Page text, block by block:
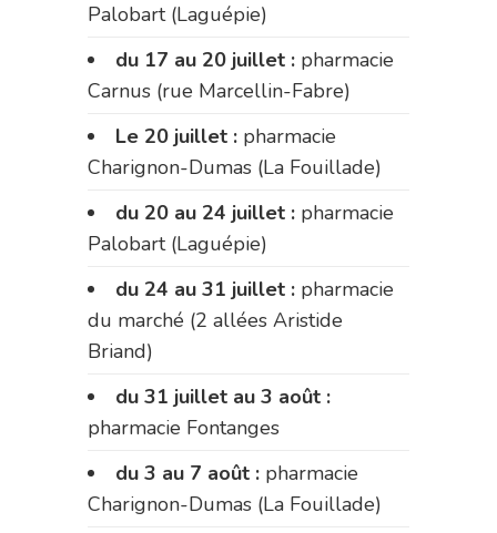
Palobart (Laguépie)
du 17 au 20 juillet : pharmacie
Carnus (rue Marcellin-Fabre)
Le 20 juillet : pharmacie
Charignon-Dumas (La Fouillade)
du 20 au 24 juillet : pharmacie
Palobart (Laguépie)
du 24 au 31 juillet : pharmacie
du marché (2 allées Aristide
Briand)
du 31 juillet au 3 août :
pharmacie Fontanges
du 3 au 7 août : pharmacie
Charignon-Dumas (La Fouillade)